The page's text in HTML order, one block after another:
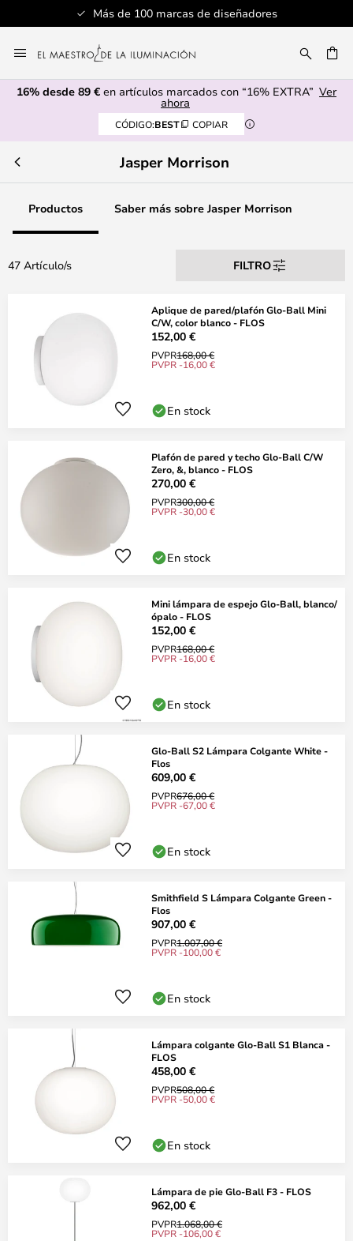
Más de 100 marcas de diseñadores
al
contenido
16% desde 89 € en artículos marcados con “16% EXTRA” Ver
ahora
CÓDIGO:BEST COPIAR
Jasper Morrison
Productos Saber más sobre Jasper Morrison
47 Artículo/s FILTRO
Aplique de pared/plafón Glo-Ball Mini
C/W, color blanco - FLOS
152,00 €
PVPR168,00 €
PVPR -16,00 €
En stock
Plafón de pared y techo Glo-Ball C/W
Zero, &, blanco - FLOS
270,00 €
PVPR300,00 €
PVPR -30,00 €
En stock
Mini lámpara de espejo Glo-Ball, blanco/
ópalo - FLOS
152,00 €
PVPR168,00 €
PVPR -16,00 €
En stock
Glo-Ball S2 Lámpara Colgante White -
Flos
609,00 €
PVPR676,00 €
PVPR -67,00 €
En stock
Smithfield S Lámpara Colgante Green -
Flos
907,00 €
PVPR1.007,00 €
PVPR -100,00 €
En stock
Lámpara colgante Glo-Ball S1 Blanca -
FLOS
458,00 €
PVPR508,00 €
PVPR -50,00 €
En stock
Lámpara de pie Glo-Ball F3 - FLOS
962,00 €
PVPR1.068,00 €
PVPR -106,00 €